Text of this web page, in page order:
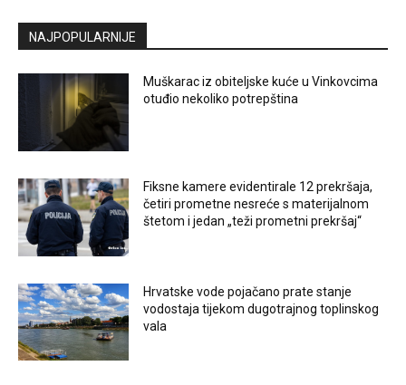
NAJPOPULARNIJE
Muškarac iz obiteljske kuće u Vinkovcima
otuđio nekoliko potrepština
Fiksne kamere evidentirale 12 prekršaja,
četiri prometne nesreće s materijalnom
štetom i jedan „teži prometni prekršaj“
Hrvatske vode pojačano prate stanje
vodostaja tijekom dugotrajnog toplinskog
vala